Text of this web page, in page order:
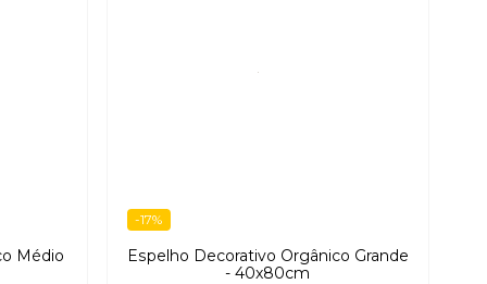
Médio
-17%
Espelho Decorativo Orgânico Grande
- 40x80cm